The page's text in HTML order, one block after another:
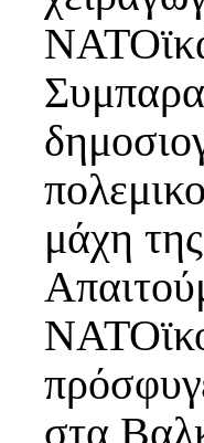
μάχη
στα